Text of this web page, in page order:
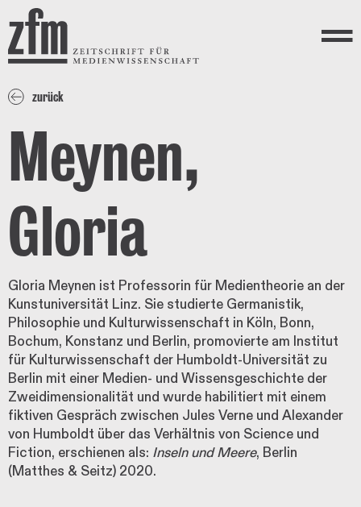
Direkt zum Inhalt
ZEITSCHRIFT FÜR
MEDIENWISSENSCHAFT
Menü
zurück
Meynen,
Gloria
Gloria Meynen ist Professorin für Medientheorie an der
Kunstuniversität Linz. Sie studierte Germanistik,
Philosophie und Kulturwissenschaft in Köln, Bonn,
Bochum, Konstanz und Berlin, promovierte am Institut
für Kulturwissenschaft der Humboldt-Universität zu
Berlin mit einer Medien- und Wissensgeschichte der
Zweidimensionalität und wurde habilitiert mit einem
fiktiven Gespräch zwischen Jules Verne und Alexander
von Humboldt über das Verhältnis von Science und
Fiction, erschienen als: Inseln und Meere, Berlin
(Matthes & Seitz) 2020.